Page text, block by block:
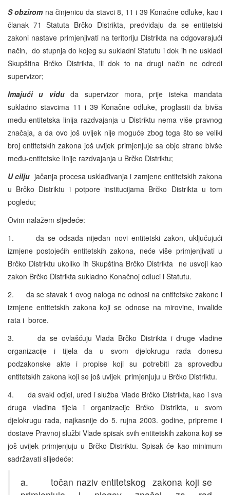
S obziromna činjenicu da stavci 8, 11 i 39 Konačne odluke, kao i
članak 71 Statuta Brčko Distrikta, predviđaju da se entitetski
zakoni nastave primjenjivati na teritoriju Distrikta na odgovarajući
način, do stupnja do kojeg su sukladni Statutu i dok ih ne uskladi
Skupština Brčko Distrikta, ili dok to na drugi način ne odredi
supervizor;
Imajući u viduda supervizor mora, prije isteka mandata
sukladno stavcima 11 i 39 Konačne odluke, proglasiti da bivša
među-entitetska linija razdvajanja u Distriktu nema više pravnog
značaja, a da ovo još uvijek nije moguće zbog toga što se veliki
broj entitetskih zakona još uvijek primjenjuje sa obje strane bivše
među-entitetske linije razdvajanja u Brčko Distriktu;
U cilju jačanja procesa usklađivanja i zamjene entitetskih zakona
u Brčko Distriktu i potpore institucijama Brčko Distrikta u tom
pogledu;
Ovim nalažem sljedeće:
1. da se odsada nijedan novi entitetski zakon, uključujući
izmjene postojećih entitetskih zakona, neće više primjenjivati u
Brčko Distriktu ukoliko ih Skupština Brčko Distrikta ne usvoji kao
zakon Brčko Distrikta sukladno Konačnoj odluci i Statutu.
2. da se stavak 1 ovog naloga ne odnosi na entitetske zakone i
izmjene entitetskih zakona koji se odnose na mirovine, invalide
rata i borce.
3. da se ovlašćuju Vlada Brčko Distrikta i druge vladine
organizacije i tijela da u svom djelokrugu rada donesu
podzakonske akte i propise koji su potrebiti za sprovedbu
entitetskih zakona koji se još uvijek primjenjuju u Brčko Distriktu.
4. da svaki odjel, ured i služba Vlade Brčko Distrikta, kao i sva
druga vladina tijela i organizacije Brčko Distrikta, u svom
djelokrugu rada, najkasnije do 5. rujna 2003. godine, pripreme i
dostave Pravnoj službi Vlade spisak svih entitetskih zakona koji se
još uvijek primjenjuju u Brčko Distriktu. Spisak će kao minimum
sadržavati slijedeće:
a. točan naziv entitetskog zakona koji se